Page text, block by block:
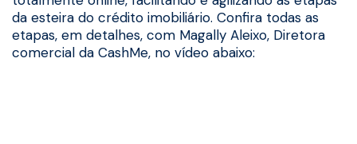
da esteira do crédito imobiliário. Confira todas as
etapas, em detalhes, com Magally Aleixo, Diretora
comercial da CashMe, no vídeo abaixo: